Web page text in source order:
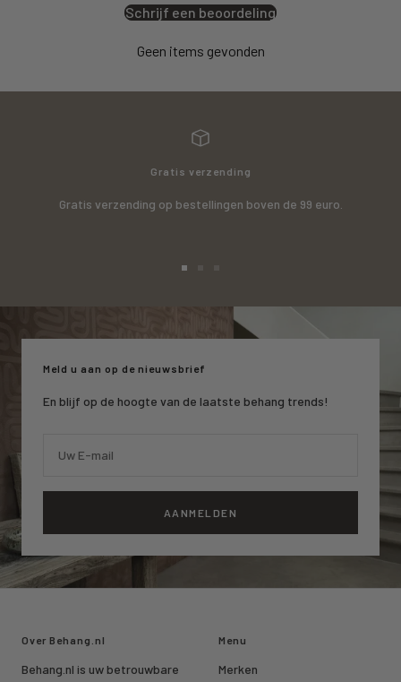
Schrijf een beoordeling
Geen items gevonden
Gratis verzending
Gratis verzending op bestellingen boven de 99 euro.
1
2
slide
3
Meld u aan op de nieuwsbrief
En blijf op de hoogte van de laatste behang trends!
Uw E-mail
AANMELDEN
Over Behang.nl
Behang.nl is uw betrouwbare
Menu
Merken